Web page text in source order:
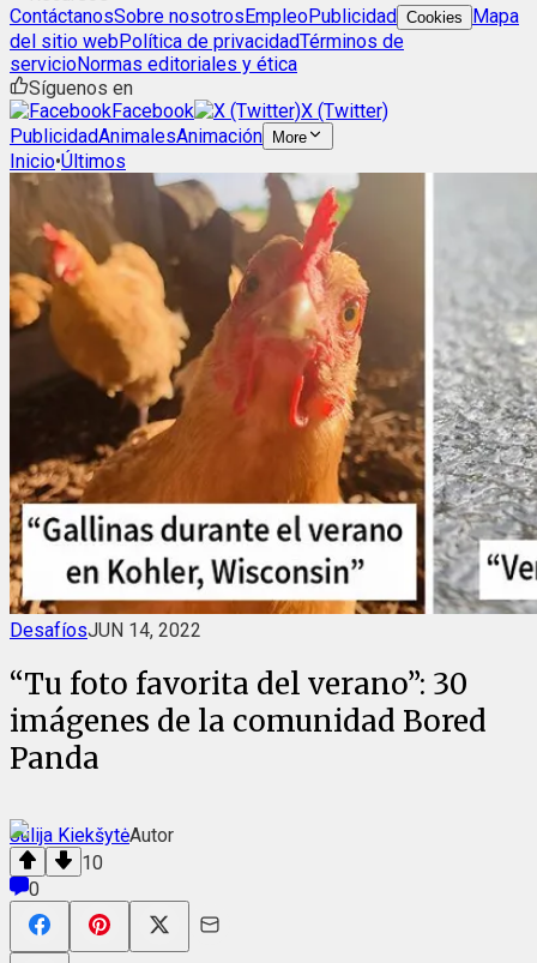
ContáctanosSobre nosotrosEmpleoPublicidad Cookies
Mapa
del sitio webPolítica de privacidadTérminos de
servicioNormas editoriales y ética
Síguenos en
Facebook
X (Twitter)
PublicidadAnimalesAnimación More
Inicio•Últimos
DesafíosJUN 14, 2022
“Tu foto favorita del verano”: 30
imágenes de la comunidad Bored
Panda
Julija KiekšytėAutor
10
0